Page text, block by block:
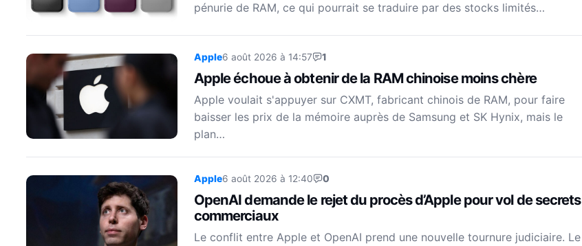
pénurie de RAM, ce qui pourrait se traduire par des stocks limités…
Apple6 août 2026 à 14:57 1
Apple échoue à obtenir de la RAM chinoise moins chère
Apple voulait s'appuyer sur CXMT, fabricant chinois de RAM, pour faire
baisser les prix de la mémoire auprès de Samsung et SK Hynix, mais le
plan…
Apple6 août 2026 à 12:40 0
OpenAI demande le rejet du procès d’Apple pour vol de secrets
commerciaux
Le conflit entre Apple et OpenAI prend une nouvelle tournure judiciaire. Le